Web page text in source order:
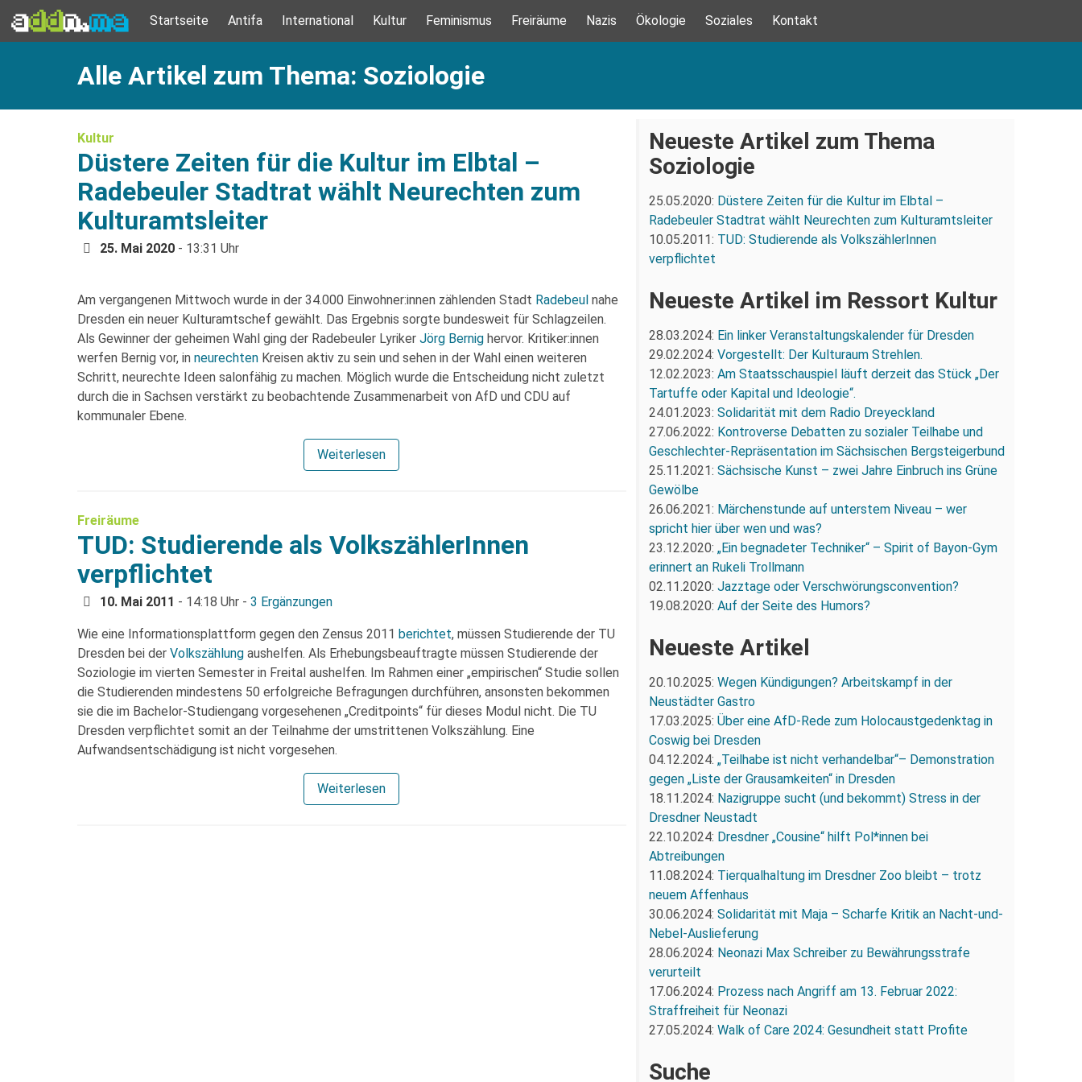
Startseite Antifa International Kultur Feminismus Freiräume Nazis Ökologie Soziales Kontakt
Alle Artikel zum Thema: Soziologie
Kultur
Düstere Zeiten für die Kultur im Elbtal –
Radebeuler Stadtrat wählt Neurechten zum
Kulturamtsleiter
25. Mai 2020 - 13:31 Uhr
Am vergangenen Mittwoch wurde in der 34.000 Einwohner:innen zählenden Stadt Radebeul nahe
Dresden ein neuer Kulturamtschef gewählt. Das Ergebnis sorgte bundesweit für Schlagzeilen.
Als Gewinner der geheimen Wahl ging der Radebeuler Lyriker Jörg Bernig hervor. Kritiker:innen
werfen Bernig vor, in neurechten Kreisen aktiv zu sein und sehen in der Wahl einen weiteren
Schritt, neurechte Ideen salonfähig zu machen. Möglich wurde die Entscheidung nicht zuletzt
durch die in Sachsen verstärkt zu beobachtende Zusammenarbeit von AfD und CDU auf
kommunaler Ebene.
Weiterlesen
Freiräume
TUD: Studierende als VolkszählerInnen
verpflichtet
10. Mai 2011 - 14:18 Uhr - 3 Ergänzungen
Wie eine Informationsplattform gegen den Zensus 2011 berichtet, müssen Studierende der TU
Dresden bei der Volkszählung aushelfen. Als Erhebungsbeauftragte müssen Studierende der
Soziologie im vierten Semester in Freital aushelfen. Im Rahmen einer „empirischen“ Studie sollen
die Studierenden mindestens 50 erfolgreiche Befragungen durchführen, ansonsten bekommen
sie die im Bachelor-Studiengang vorgesehenen „Creditpoints“ für dieses Modul nicht. Die TU
Dresden verpflichtet somit an der Teilnahme der umstrittenen Volkszählung. Eine
Aufwandsentschädigung ist nicht vorgesehen.
Weiterlesen
Neueste Artikel zum Thema
Soziologie
25.05.2020: Düstere Zeiten für die Kultur im Elbtal –
Radebeuler Stadtrat wählt Neurechten zum Kulturamtsleiter
10.05.2011: TUD: Studierende als VolkszählerInnen
verpflichtet
Neueste Artikel im Ressort Kultur
28.03.2024: Ein linker Veranstaltungskalender für Dresden
29.02.2024: Vorgestellt: Der Kulturaum Strehlen.
12.02.2023: Am Staatsschauspiel läuft derzeit das Stück „Der
Tartuffe oder Kapital und Ideologie“.
24.01.2023: Solidarität mit dem Radio Dreyeckland
27.06.2022: Kontroverse Debatten zu sozialer Teilhabe und
Geschlechter-Repräsentation im Sächsischen Bergsteigerbund
25.11.2021: Sächsische Kunst – zwei Jahre Einbruch ins Grüne
Gewölbe
26.06.2021: Märchenstunde auf unterstem Niveau – wer
spricht hier über wen und was?
23.12.2020: „Ein begnadeter Techniker“ – Spirit of Bayon-Gym
erinnert an Rukeli Trollmann
02.11.2020: Jazztage oder Verschwörungsconvention?
19.08.2020: Auf der Seite des Humors?
Neueste Artikel
20.10.2025: Wegen Kündigungen? Arbeitskampf in der
Neustädter Gastro
17.03.2025: Über eine AfD-Rede zum Holocaustgedenktag in
Coswig bei Dresden
04.12.2024: „Teilhabe ist nicht verhandelbar“– Demonstration
gegen „Liste der Grausamkeiten“ in Dresden
18.11.2024: Nazigruppe sucht (und bekommt) Stress in der
Dresdner Neustadt
22.10.2024: Dresdner „Cousine“ hilft Pol*innen bei
Abtreibungen
11.08.2024: Tierqualhaltung im Dresdner Zoo bleibt – trotz
neuem Affenhaus
30.06.2024: Solidarität mit Maja – Scharfe Kritik an Nacht-und-
Nebel-Auslieferung
28.06.2024: Neonazi Max Schreiber zu Bewährungsstrafe
verurteilt
17.06.2024: Prozess nach Angriff am 13. Februar 2022:
Straffreiheit für Neonazi
27.05.2024: Walk of Care 2024: Gesundheit statt Profite
Suche